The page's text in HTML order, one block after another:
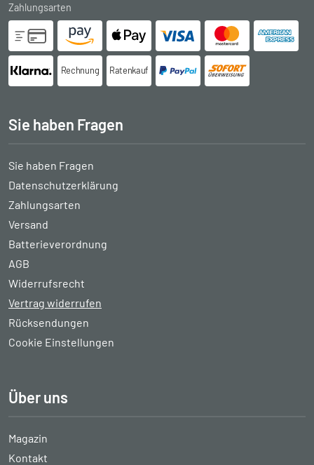
Zahlungsarten
Rechnung Ratenkauf
Sie haben Fragen
Sie haben Fragen
Datenschutzerklärung
Zahlungsarten
Versand
Batterieverordnung
AGB
Widerrufsrecht
Vertrag widerrufen
Rücksendungen
Cookie Einstellungen
Über uns
Magazin
Kontakt